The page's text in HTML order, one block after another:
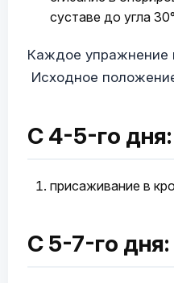
суставе до угла
Каждое упражнение
Исходное
С 4-5-го дня:
присаживание в
С 5-7-го дня: